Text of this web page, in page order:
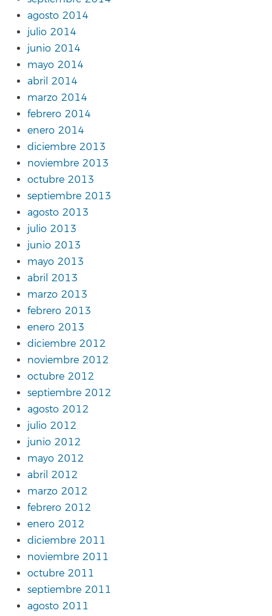
agosto 2014
julio 2014
junio 2014
mayo 2014
abril 2014
marzo 2014
febrero 2014
enero 2014
diciembre 2013
noviembre 2013
octubre 2013
septiembre 2013
agosto 2013
julio 2013
junio 2013
mayo 2013
abril 2013
marzo 2013
febrero 2013
enero 2013
diciembre 2012
noviembre 2012
octubre 2012
septiembre 2012
agosto 2012
julio 2012
junio 2012
mayo 2012
abril 2012
marzo 2012
febrero 2012
enero 2012
diciembre 2011
noviembre 2011
octubre 2011
septiembre 2011
agosto 2011